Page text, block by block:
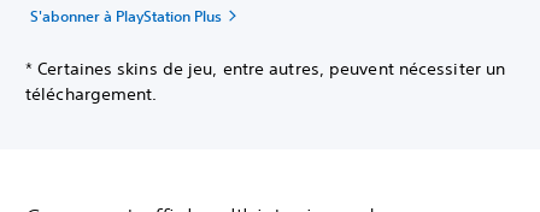
S'abonner à PlayStation Plus
* Certaines skins de jeu, entre autres, peuvent nécessiter un
téléchargement.